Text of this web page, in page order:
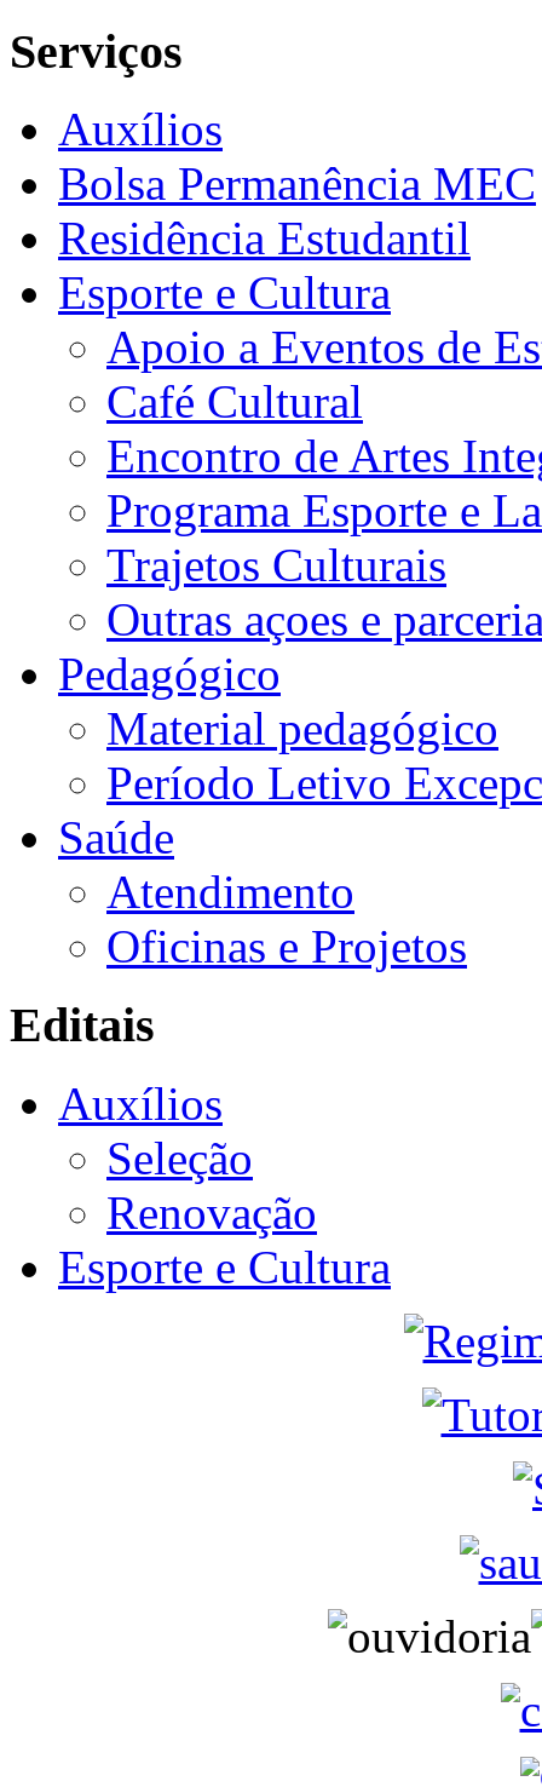
Serviços
Auxílios
Bolsa Permanência MEC
Residência Estudantil
Esporte e Cultura
Apoio a Eventos de
Café Cultural
Encontro de Artes
Programa Esporte e
Trajetos Culturais
Outras açoes e
Pedagógico
Material pedagógico
Período Letivo
Saúde
Atendimento
Oficinas e Projetos
Editais
Auxílios
Seleção
Renovação
Esporte e Cultura